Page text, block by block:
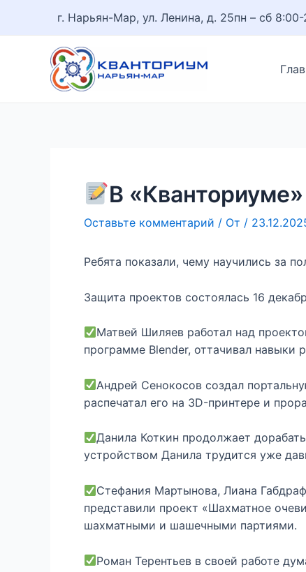
г. Нарьян-Мар, ул. Ленина, д. 25пн – сб
В
Оставьте комментарий / От /
Ребята показали, чему научились за
Защита проектов состоялась 16
Матвей Шиляев работал над
программе Blender, оттачивал навыки
Андрей Сенокосов создал
распечатал его на 3D-принтере и
Данила Коткин продолжает
устройством Данила трудится уже
Стефания Мартынова, Лиана
представили проект «Шахматное
шахматными и шашечными партиями.
Роман Терентьев в своей работе
по